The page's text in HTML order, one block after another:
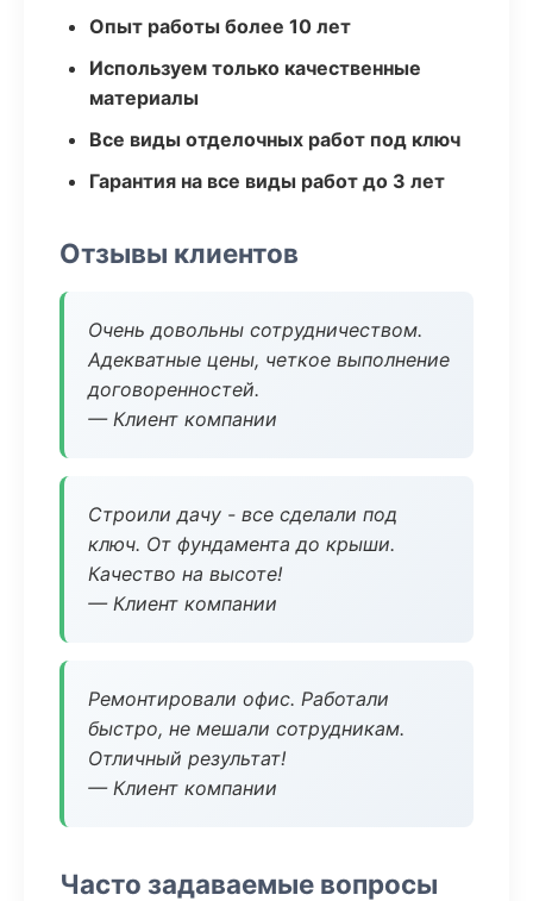
Опыт работы более 10 лет
Используем только качественные
материалы
Все виды отделочных работ под ключ
Гарантия на все виды работ до 3 лет
Отзывы клиентов
Очень довольны сотрудничеством.
Адекватные цены, четкое выполнение
договоренностей.
— Клиент компании
Строили дачу - все сделали под
ключ. От фундамента до крыши.
Качество на высоте!
— Клиент компании
Ремонтировали офис. Работали
быстро, не мешали сотрудникам.
Отличный результат!
— Клиент компании
Часто задаваемые вопросы